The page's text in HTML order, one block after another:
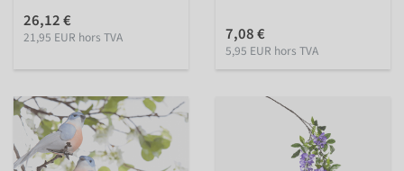
26,12 €
21,95 EUR hors TVA 7,08 €
5,95 EUR hors TVA